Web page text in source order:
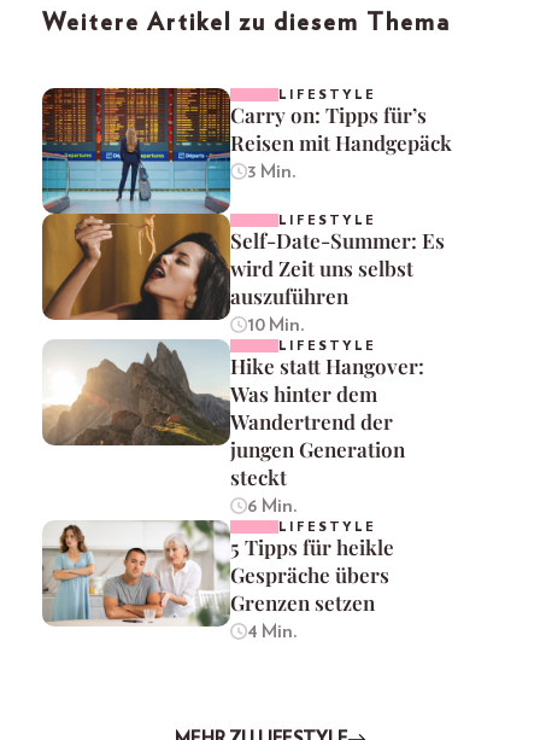
Weitere Artikel zu diesem Thema
LIFESTYLE
Carry on: Tipps für’s
Reisen mit Handgepäck
3 Min.
LIFESTYLE
Self-Date-Summer: Es
wird Zeit uns selbst
auszuführen
10 Min.
LIFESTYLE
Hike statt Hangover:
Was hinter dem
Wandertrend der
jungen Generation
steckt
6 Min.
LIFESTYLE
5 Tipps für heikle
Gespräche übers
Grenzen setzen
4 Min.